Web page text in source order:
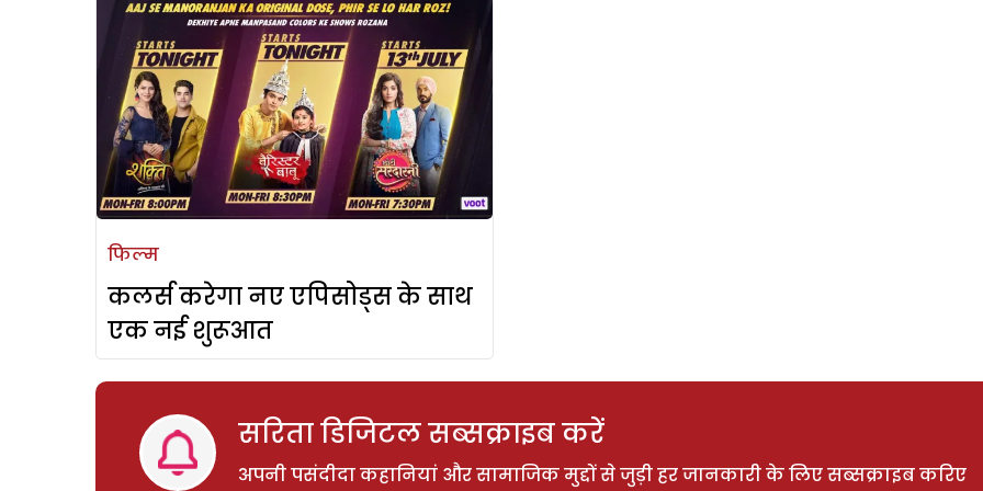
फिल्म
कलर्स करेगा नए एपिसोड्स के साथ
एक नई शुरूआत
सरिता डिजिटल सब्सक्राइब करें
अपनी पसंदीदा कहानियां और सामाजिक मुद्दों से जुड़ी हर जानकारी के लिए सब्सक्राइब करिए